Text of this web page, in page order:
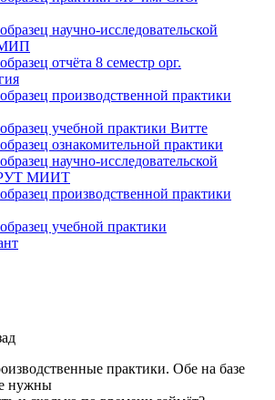
научно-исследовательской
МИП
отчёта 8 семестр орг.
производственной практики
учебной практики Витте
ознакомительной практики
научно-исследовательской
РУТ МИИТ
производственной практики
учебной практики
практики. Обе на базе
нужны